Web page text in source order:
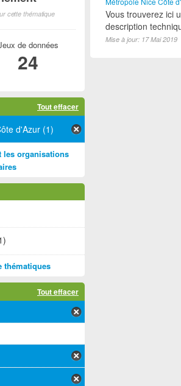
Vous trouverez ici
description
Mise à jour: 17 Mai 2019
cette thématique
de données
24
Tout effacer
d'Azur (1)
les organisations
thématiques
Tout effacer